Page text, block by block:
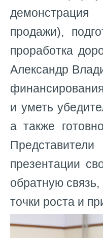
продажи),
проработка
Александр
и уметь
а также
презентации
обратную
точки роста и